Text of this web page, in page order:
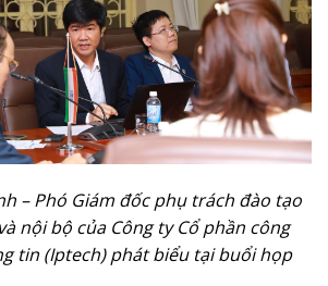
– Phó Giám đốc phụ trách đào tạo
nội bộ của Công ty Cổ phần công
tin (Iptech) phát biểu tại buổi họp